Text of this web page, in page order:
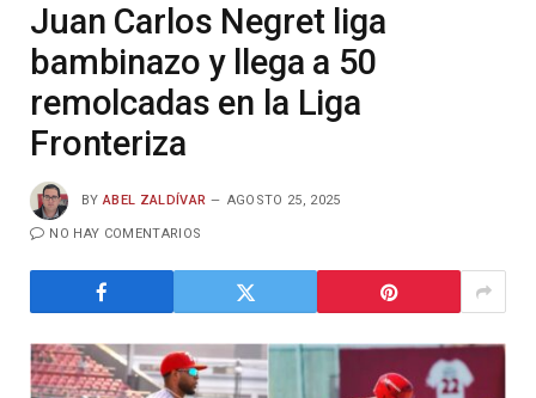
Juan Carlos Negret liga
bambinazo y llega a 50
remolcadas en la Liga
Fronteriza
BY ABEL ZALDÍVAR AGOSTO 25, 2025
NO HAY COMENTARIOS